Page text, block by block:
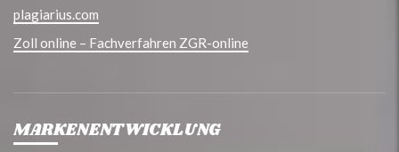
plagiarius.com
Zoll online – Fachverfahren ZGR-online
MARKENENTWICKLUNG